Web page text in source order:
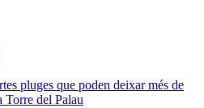
pluges que poden deixar més de
Torre del Palau